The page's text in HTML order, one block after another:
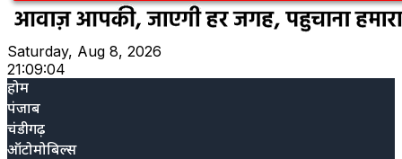
Saturday, Aug 8, 2026
21:09:05
होम
पंजाब
चंडीगढ़
ऑटोमोबिल्स